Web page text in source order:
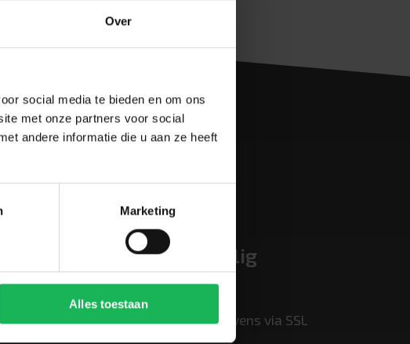
Over
social media te bieden en om ons
met onze partners voor social
andere informatie die u aan ze heeft
Marketing
Alles toestaan
Eenvoudig en veilig
betalen
Wij versleutelen alle gegevens via SSL